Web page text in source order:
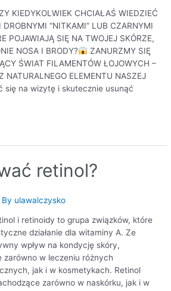
KIEDYKOLWIEK CHCIAŁAŚ WIEDZIEĆ
“NITKAMI” LUB CZARNYMI
POJAWIAJĄ SIĘ NA TWOJEJ SKÓRZE,
NOSA I BRODY?
ZANURZMY SIĘ
ŚWIAT FILAMENTÓW ŁOJOWYCH –
NATURALNEGO ELEMENTU NASZEJ
się na wizytę i skutecznie usunąć
retinol?
By ulawalczysko
i retinoidy to grupa związków, które
działanie dla witaminy A. Ze
wpływ na kondycję skóry,
zarówno w leczeniu różnych
jak i w kosmetykach. Retinol
zarówno w naskórku, jak i w